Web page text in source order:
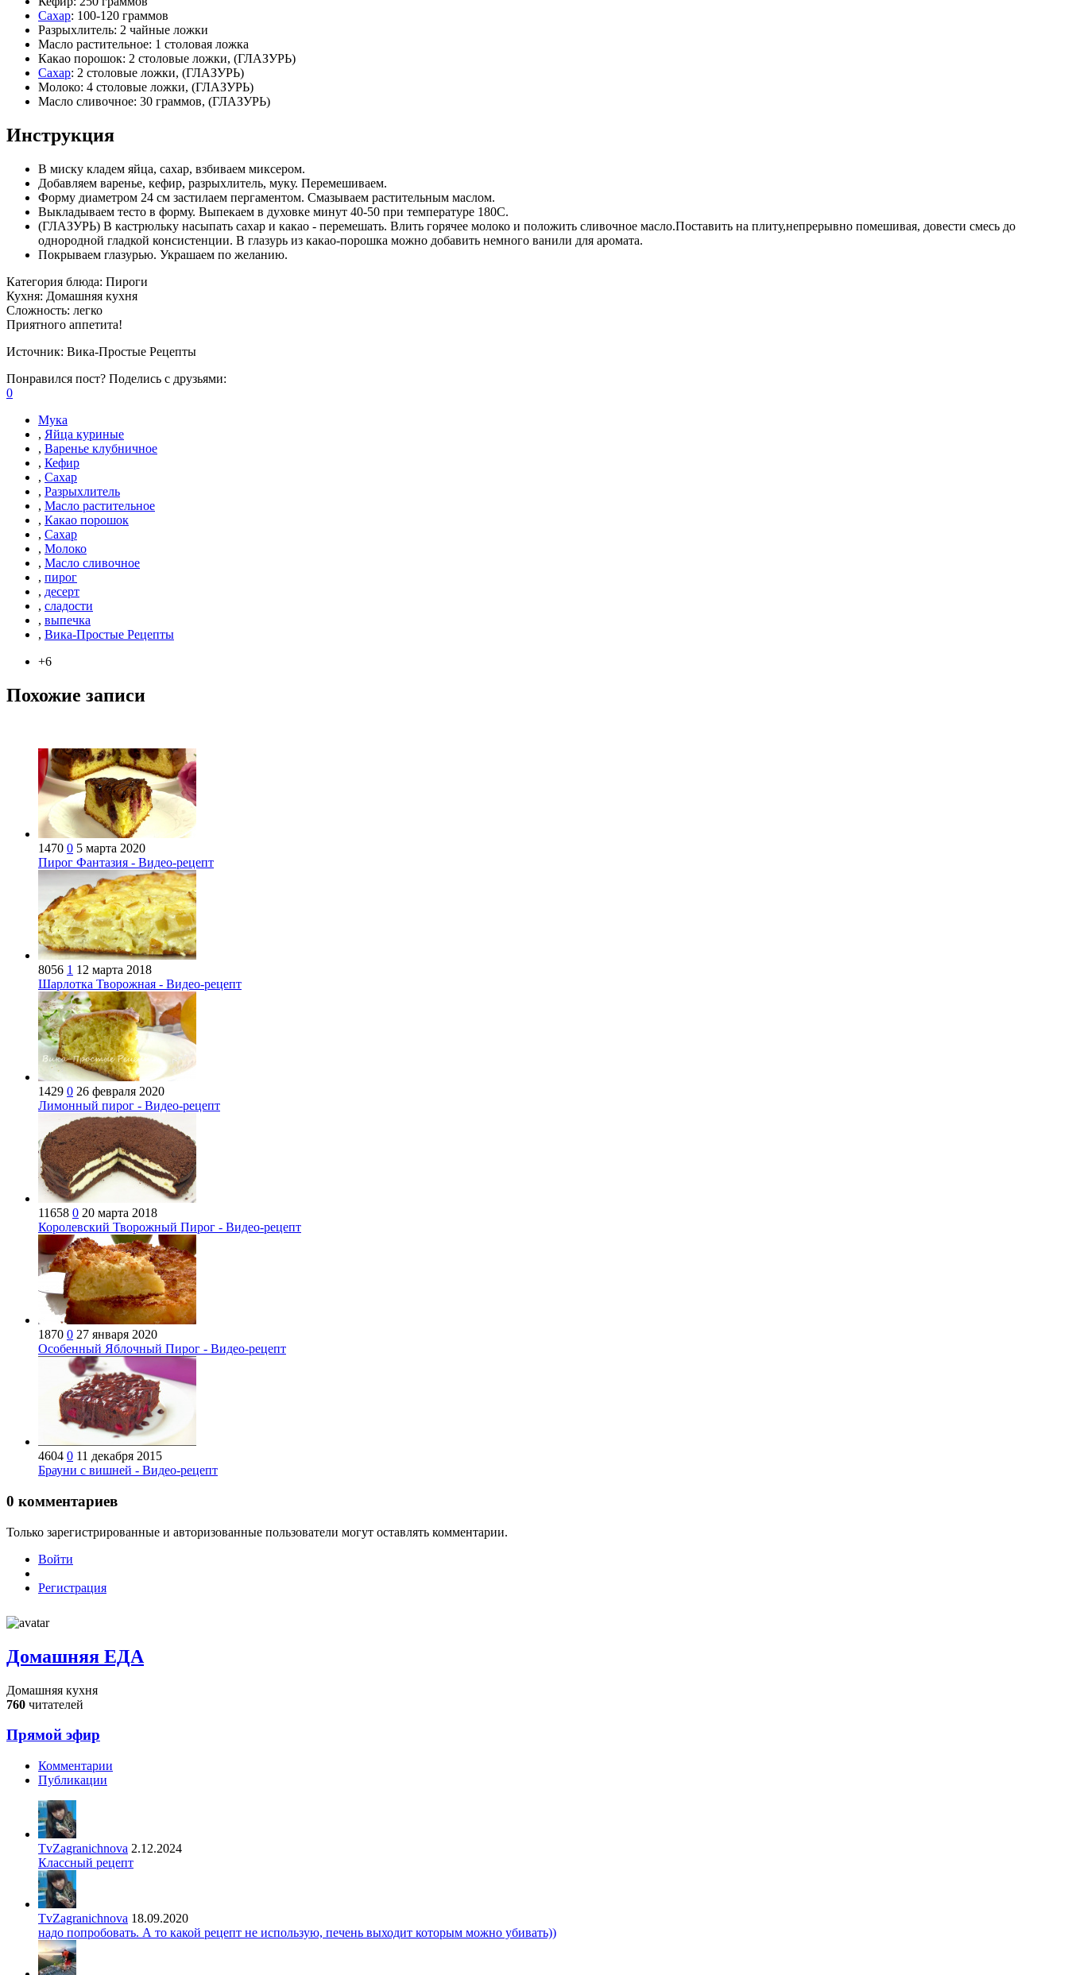
Сахар: 100-120 граммов
Разрыхлитель: 2 чайные ложки
Масло растительное: 1 столовая ложка
Какао порошок: 2 столовые ложки, (ГЛАЗУРЬ)
Сахар: 2 столовые ложки, (ГЛАЗУРЬ)
Молоко: 4 столовые ложки, (ГЛАЗУРЬ)
Масло сливочное: 30 граммов, (ГЛАЗУРЬ)
Инструкция
В миску кладем яйца, сахар, взбиваем миксером.
Добавляем варенье, кефир, разрыхлитель, муку. Перемешиваем.
Форму диаметром 24 см застилаем пергаментом. Смазываем растительным маслом.
Выкладываем тесто в форму. Выпекаем в духовке минут 40-50 при температуре 180С.
(ГЛАЗУРЬ) В кастрюльку насыпать сахар и какао - перемешать. Влить горячее молоко и положить сливочное масло.Поставить на плиту,непрерывно помешивая, довести смесь до
однородной гладкой консистенции. В глазурь из какао-порошка можно добавить немного ванили для аромата.
Покрываем глазурью. Украшаем по желанию.
Категория блюда: Пироги
Кухня: Домашняя кухня
Сложность: легко
Приятного аппетита!
Источник: Вика-Простые Рецепты
Понравился пост? Поделись с друзьями:
0
Мука
, Яйца куриные
, Варенье клубничное
, Кефир
, Сахар
, Разрыхлитель
, Масло растительное
, Какао порошок
, Сахар
, Молоко
, Масло сливочное
, пирог
, десерт
, сладости
, выпечка
, Вика-Простые Рецепты
+6
Похожие записи
1470 0 5 марта 2020
Пирог Фантазия - Видео-рецепт
8056 1 12 марта 2018
Шарлотка Творожная - Видео-рецепт
1429 0 26 февраля 2020
Лимонный пирог - Видео-рецепт
11658 0 20 марта 2018
Королевский Творожный Пирог - Видео-рецепт
1870 0 27 января 2020
Особенный Яблочный Пирог - Видео-рецепт
4604 0 11 декабря 2015
Брауни с вишней - Видео-рецепт
0 комментариев
Только зарегистрированные и авторизованные пользователи могут оставлять комментарии.
Войти
Регистрация
Домашняя ЕДА
Домашняя кухня
760 читателей
Прямой эфир
Комментарии
Публикации
TvZagranichnova 2.12.2024
Классный рецепт
TvZagranichnova 18.09.2020
надо попробовать. А то какой рецепт не использую, печень выходит которым можно убивать))